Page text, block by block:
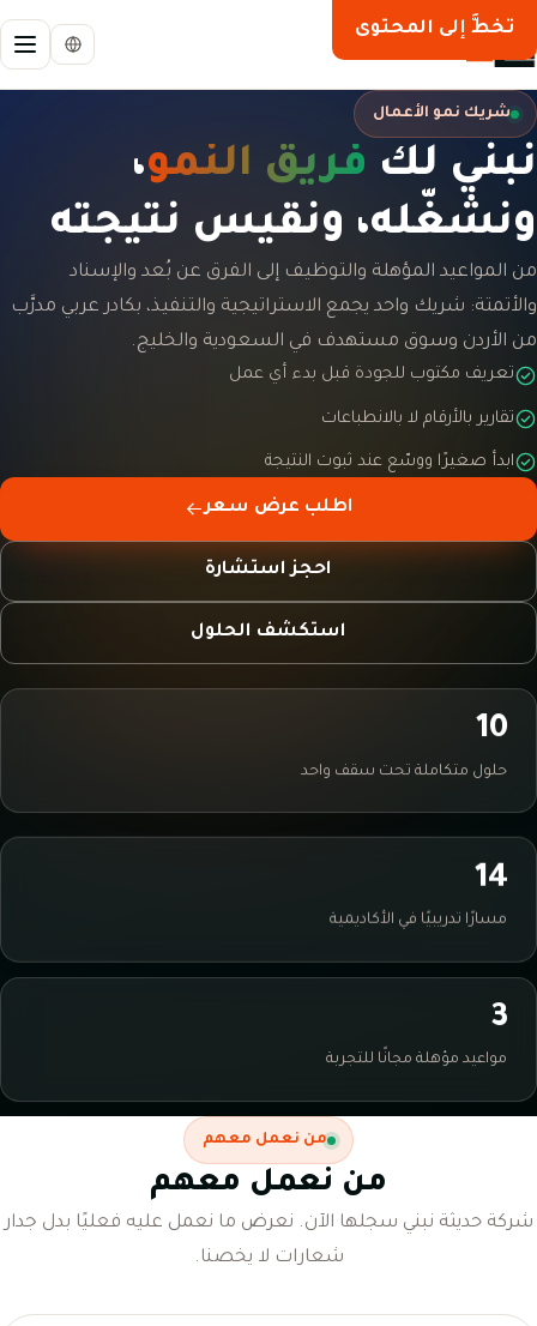
تخطَّ إلى المحتوى
شريك نمو الأعمال
نبني لك فريق النمو،
ونشغّله، ونقيس نتيجته
من المواعيد المؤهلة والتوظيف إلى الفرق عن بُعد والإسناد
والأتمتة: شريك واحد يجمع الاستراتيجية والتنفيذ، بكادر عربي مدرَّب
من الأردن وسوق مستهدف في السعودية والخليج.
تعريف مكتوب للجودة قبل بدء أي عمل
تقارير بالأرقام لا بالانطباعات
ابدأ صغيرًا ووسّع عند ثبوت النتيجة
اطلب عرض سعر
احجز استشارة
استكشف الحلول
10
حلول متكاملة تحت سقف واحد
14
مسارًا تدريبيًا في الأكاديمية
3
مواعيد مؤهلة مجانًا للتجربة
من نعمل معهم
من نعمل معهم
شركة حديثة نبني سجلها الآن. نعرض ما نعمل عليه فعليًا بدل جدار
شعارات لا يخصنا.